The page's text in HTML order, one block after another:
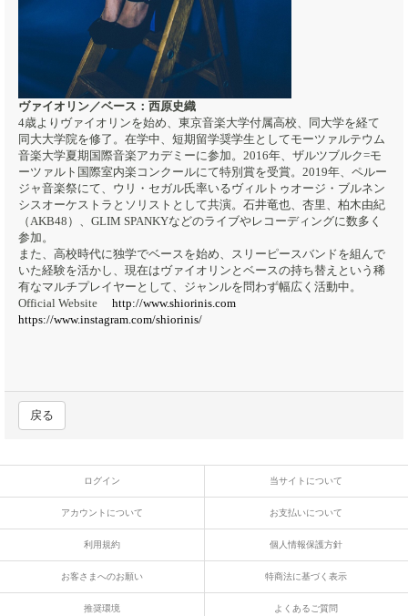
ヴァイオリン／ベース：西原史織
4歳よりヴァイオリンを始め、東京音楽大学付属高校、同大学を経て
同大大学院を修了。在学中、短期留学奨学生としてモーツァルテウム
音楽大学夏期国際音楽アカデミーに参加。2016年、ザルツブルク=モ
ーツァルト国際室内楽コンクールにて特別賞を受賞。2019年、ペルー
ジャ音楽祭にて、ウリ・セガル氏率いるヴィルトゥオージ・ブルネン
シスオーケストラとソリストとして共演。石井竜也、杏里、柏木由紀
（AKB48）、GLIM SPANKYなどのライブやレコーディングに数多く
参加。
また、高校時代に独学でベースを始め、スリーピースバンドを組んで
いた経験を活かし、現在はヴァイオリンとベースの持ち替えという稀
有なマルチプレイヤーとして、ジャンルを問わず幅広く活動中。
Official Website http://www.shiorinis.com
https://www.instagram.com/shiorinis/
戻る
ログイン 当サイトについて
アカウントについて お支払いについて
利用規約 個人情報保護方針
お客さまへのお願い 特商法に基づく表示
推奨環境 よくあるご質問